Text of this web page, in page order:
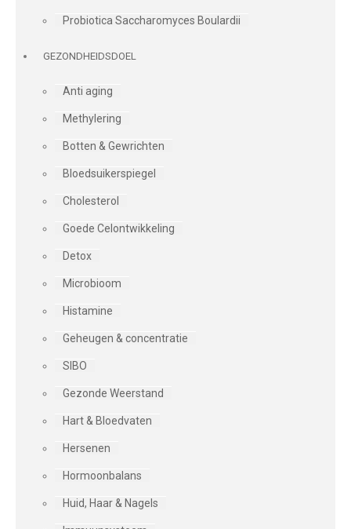
Probiotica Saccharomyces Boulardii
GEZONDHEIDSDOEL
Anti aging
Methylering
Botten & Gewrichten
Bloedsuikerspiegel
Cholesterol
Goede Celontwikkeling
Detox
Microbioom
Histamine
Geheugen & concentratie
SIBO
Gezonde Weerstand
Hart & Bloedvaten
Hersenen
Hormoonbalans
Huid, Haar & Nagels